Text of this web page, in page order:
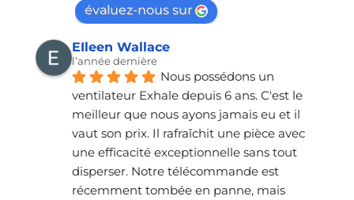
évaluez-nous sur
EIleen Wallace
l’année dernière
Nous possédons un
ventilateur Exhale depuis 6 ans. C'est le
meilleur que nous ayons jamais eu et il
vaut son prix. Il rafraîchit une pièce avec
une efficacité exceptionnelle sans tout
disperser. Notre télécommande est
récemment tombée en panne, mais